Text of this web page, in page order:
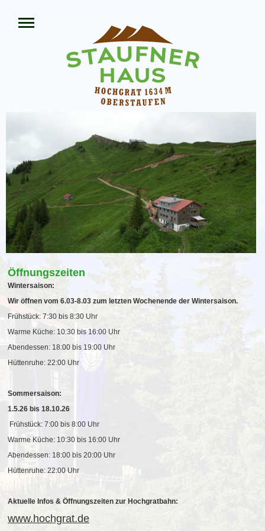
Öffnungszeiten
Wintersaison:
Wir öffnen vom 6.03-8.03 zum letzten Wochenende der Wintersaison.
Frühstück: 7:30 bis 8:30 Uhr
Warme Küche: 10:30 bis 16:00 Uhr
Abendessen: 18:00 bis 19:00 Uhr
Hüttenruhe: 22:00 Uhr
Sommersaison:
1.5.26 bis 18.10.26
Frühstück: 7:00 bis 8:00 Uhr
Warme Küche: 10:30 bis 16:00 Uhr
Abendessen: 18:00 bis 20:00 Uhr
Hüttenruhe: 22:00 Uhr
Aktuelle Infos & Öffnungszeiten zur Hochgratbahn:
www.hochgrat.de